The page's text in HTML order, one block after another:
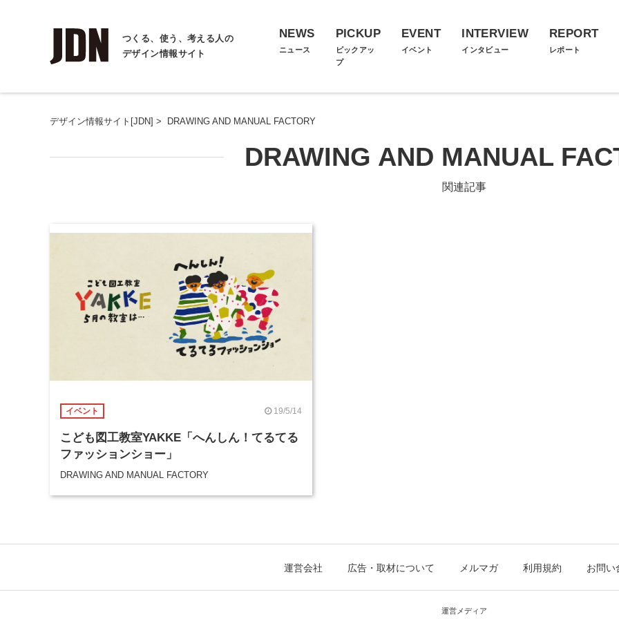
つくる、使う、考える人の
デザイン情報サイト
NEWS
ニュース
PICKUP
ピックアッ
プ
EVENT
イベント
INTERVIEW
インタビュー
REPORT
レポート
デザイン情報サイト[JDN] > DRAWING AND MANUAL FACTORY
DRAWING AND MANUAL
関連記事
イベント 19/5/14
こども図工教室YAKKE「へんしん！てるてる
ファッションショー」
DRAWING AND MANUAL FACTORY
運営会社 広告・取材について メルマガ 利用規約 お問い
運営メディア